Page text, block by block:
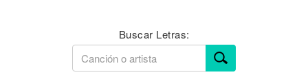
Buscar Letras: